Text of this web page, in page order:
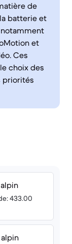
de
batterie et
et
Ces
choix des
priorités
433.00